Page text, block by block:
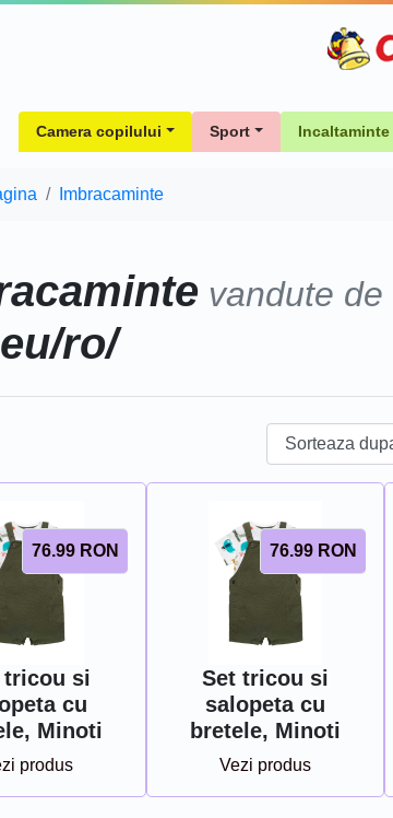
Camera copilului Sport Incaltaminte
Imbracaminte
vandute de
ro/
76.99 RON
tricou si
cu
Minoti
produs
76.99 RON
Set tricou si
salopeta cu
bretele, Minoti
Vezi produs